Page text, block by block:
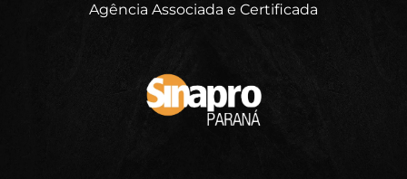
Agência Associada e Certificada